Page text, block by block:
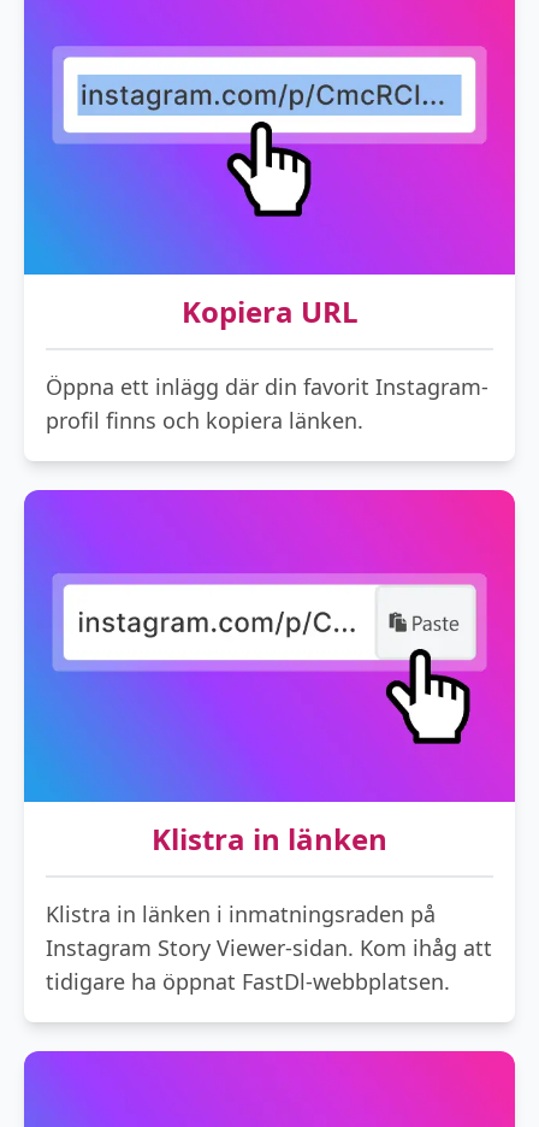
Kopiera URL
Öppna ett inlägg där din favorit Instagram-
profil finns och kopiera länken.
Klistra in länken
Klistra in länken i inmatningsraden på
Instagram Story Viewer-sidan. Kom ihåg att
tidigare ha öppnat FastDl-webbplatsen.